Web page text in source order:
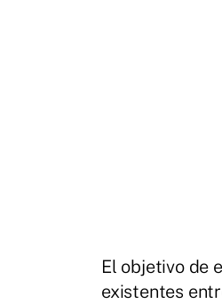
El objetivo de
existentes